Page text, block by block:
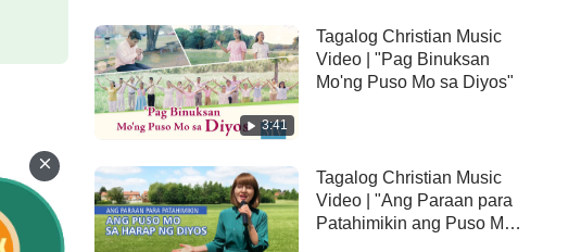
3:41
Tagalog Christian Music
Video | "Pag Binuksan
Mo'ng Puso Mo sa Diyos"
Tagalog Christian Music
Video | "Ang Paraan para
Patahimikin ang Puso Mo